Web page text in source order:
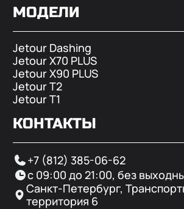
МОДЕЛИ
Jetour Dashing
Jetour X70 PLUS
Jetour X90 PLUS
Jetour T2
Jetour T1
КОНТАКТЫ
+7 (812) 385-06-62
с 09:00 до 21:00, без
Санкт-Петербург,
территория 6